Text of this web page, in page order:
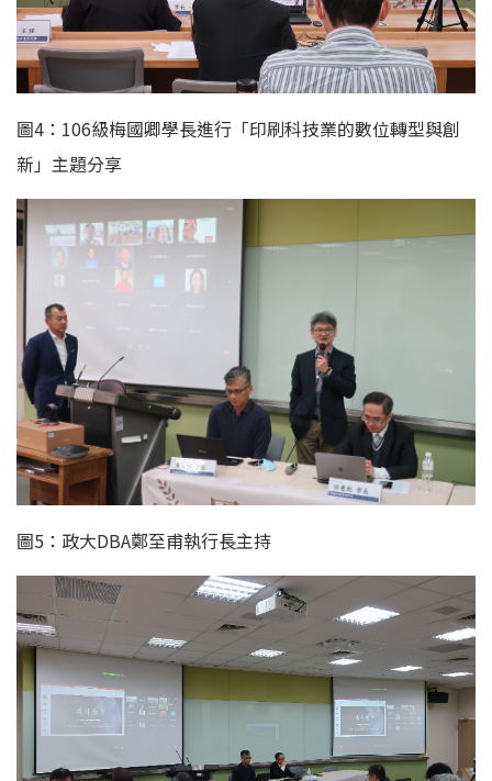
圖4：106級梅國卿學長進行「印刷科技業的數位轉型與創
新」主題分享
圖5：政大DBA鄭至甫執行長主持